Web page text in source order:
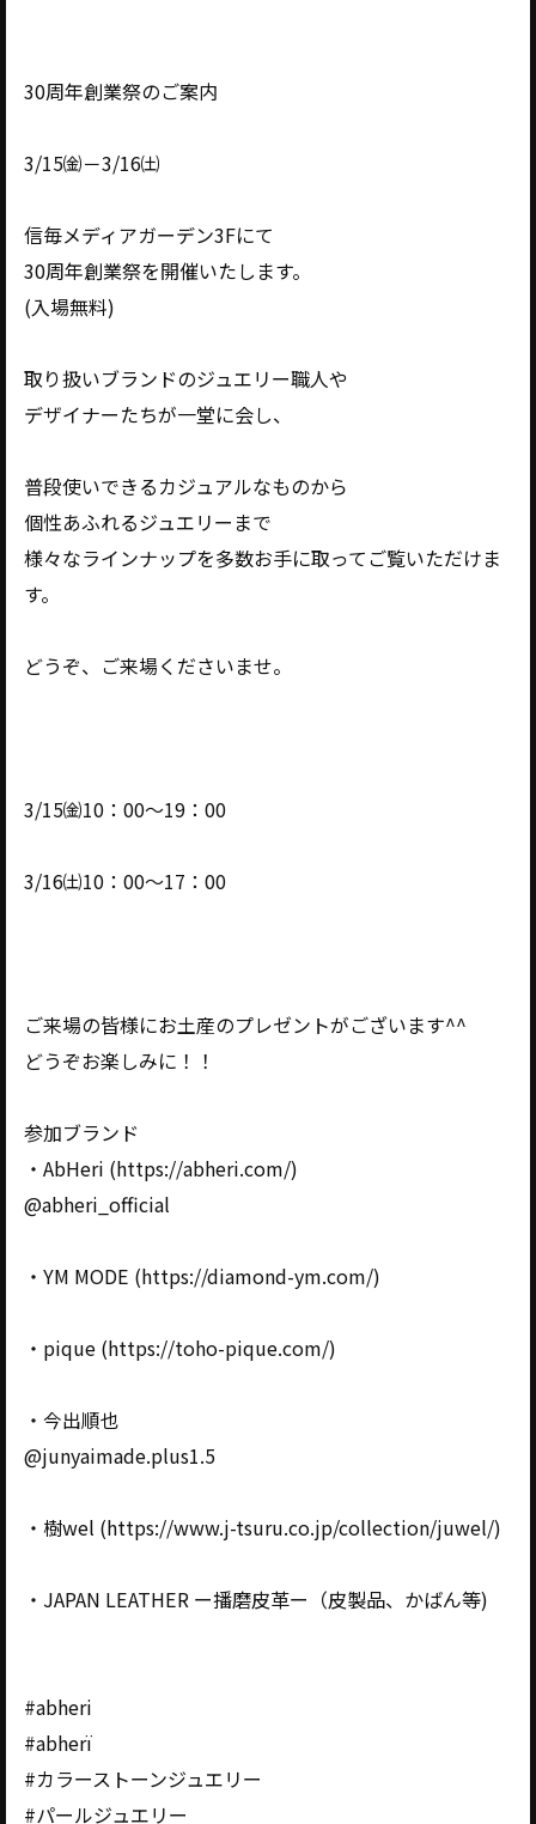
30周年創業祭のご案内
3/15㈮－3/16㈯
信毎メディアガーデン3Fにて
30周年創業祭を開催いたします。
(入場無料)
取り扱いブランドのジュエリー職人や
デザイナーたちが一堂に会し、
普段使いできるカジュアルなものから
個性あふれるジュエリーまで
様々なラインナップを多数お手に取ってご覧いただけま
す。
どうぞ、ご来場くださいませ。
3/15㈮10：00～19：00
3/16㈯10：00～17：00
ご来場の皆様にお土産のプレゼントがございます^^
どうぞお楽しみに！！
参加ブランド
・AbHeri (https://abheri.com/)
@abheri_official
・YM MODE (https://diamond-ym.com/)
・pique (https://toho-pique.com/)
・今出順也
@junyaimade.plus1.5
・樹wel (https://www.j-tsuru.co.jp/collection/juwel/)
・JAPAN LEATHER ー播磨皮革ー（皮製品、かばん等)
#abheri
#abherï
#カラーストーンジュエリー
#パールジュエリー